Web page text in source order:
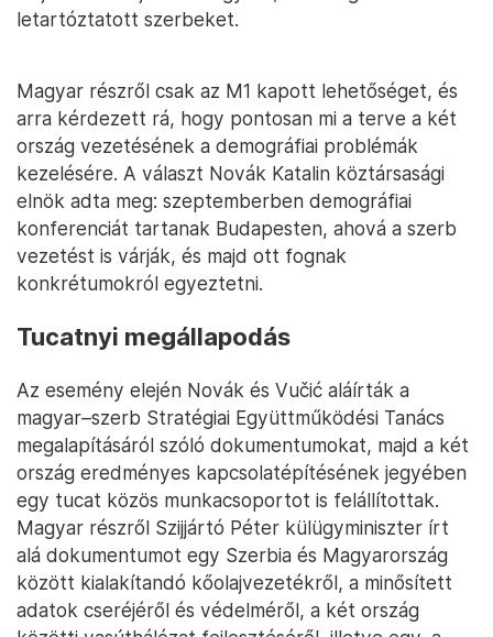
letartóztatott szerbeket.
Magyar részről csak az M1 kapott lehetőséget, és
arra kérdezett rá, hogy pontosan mi a terve a két
ország vezetésének a demográfiai problémák
kezelésére. A választ Novák Katalin köztársasági
elnök adta meg: szeptemberben demográfiai
konferenciát tartanak Budapesten, ahová a szerb
vezetést is várják, és majd ott fognak
konkrétumokról egyeztetni.
Tucatnyi megállapodás
Az esemény elején Novák és Vučić aláírták a
magyar–szerb Stratégiai Együttműködési Tanács
megalapításáról szóló dokumentumokat, majd a két
ország eredményes kapcsolatépítésének jegyében
egy tucat közös munkacsoportot is felállítottak.
Magyar részről Szijjártó Péter külügyminiszter írt
alá dokumentumot egy Szerbia és Magyarország
között kialakítandó kőolajvezetékről, a minősített
adatok cseréjéről és védelméről, a két ország